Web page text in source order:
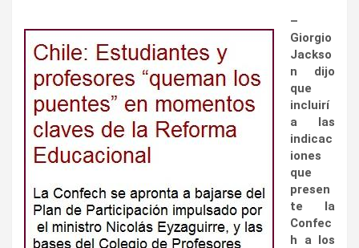
–
Giorgio
Jackso
n dijo
que
incluirí
a las
indicac
iones
que
presen
te la
Confec
h a los